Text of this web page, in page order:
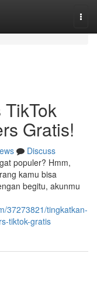
Gratis!
Discuss
populer? Hmm,
kamu bisa
begitu, akunmu
37273821/tingkatkan-
tiktok-gratis